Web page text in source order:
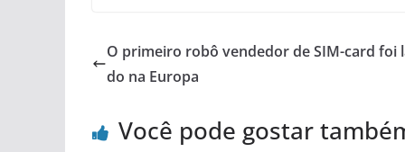
O primeiro robô vendedor de SIM-card foi
do na Europa
Você pode gostar